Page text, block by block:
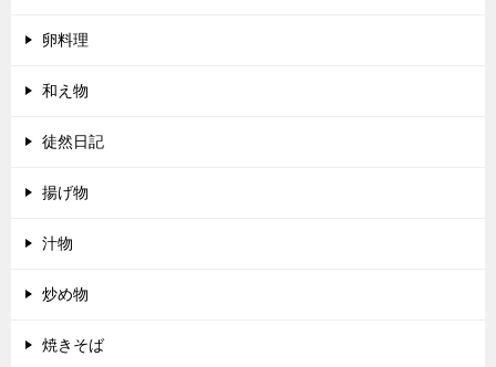
卵料理
和え物
徒然日記
揚げ物
汁物
炒め物
焼きそば